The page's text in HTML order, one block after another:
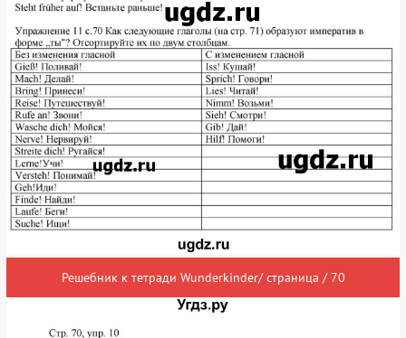
Решебник к тетради Wunderkinder/ страница / 70